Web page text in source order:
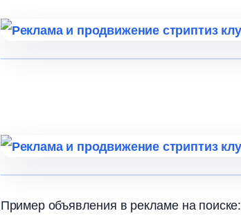
Пример объявления в рекламе на поиске: